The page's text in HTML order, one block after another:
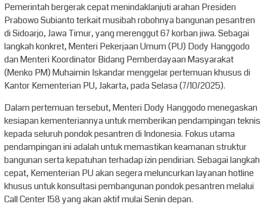
Pemerintah bergerak cepat menindaklanjuti arahan Presiden
Prabowo Subianto terkait musibah robohnya bangunan pesantren
di Sidoarjo, Jawa Timur, yang merenggut 67 korban jiwa. Sebagai
langkah konkret, Menteri Pekerjaan Umum (PU) Dody Hanggodo
dan Menteri Koordinator Bidang Pemberdayaan Masyarakat
(Menko PM) Muhaimin Iskandar menggelar pertemuan khusus di
Kantor Kementerian PU, Jakarta, pada Selasa (7/10/2025).
Dalam pertemuan tersebut, Menteri Dody Hanggodo menegaskan
kesiapan kementeriannya untuk memberikan pendampingan teknis
kepada seluruh pondok pesantren di Indonesia. Fokus utama
pendampingan ini adalah untuk memastikan keamanan struktur
bangunan serta kepatuhan terhadap izin pendirian. Sebagai langkah
cepat, Kementerian PU akan segera meluncurkan layanan hotline
khusus untuk konsultasi pembangunan pondok pesantren melalui
Call Center 158 yang akan aktif mulai Senin depan.